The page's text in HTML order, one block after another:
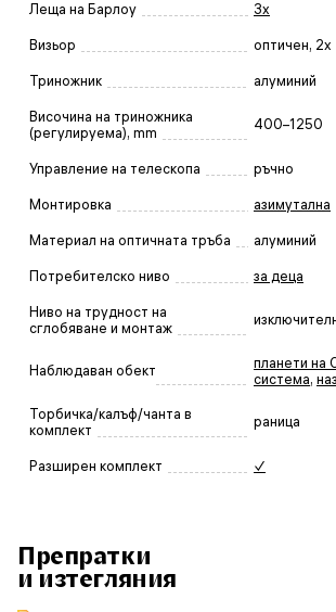
Леща на Барлоу 3x
Визьор оптичен, 2x
Триножник алуминий
Височина на триножника
(регулируема), mm
400–1250
Управление на телескопа ръчно
Монтировка азимутална
Материал на оптичната тръба алуминий
Потребителско ниво за деца
Ниво на трудност на
сглобяване и монтаж
Наблюдаван обект
планети на
система,
Торбичка/калъф/чанта в
комплект
раница
Разширен комплект ✓
Препратки
и изтегляния